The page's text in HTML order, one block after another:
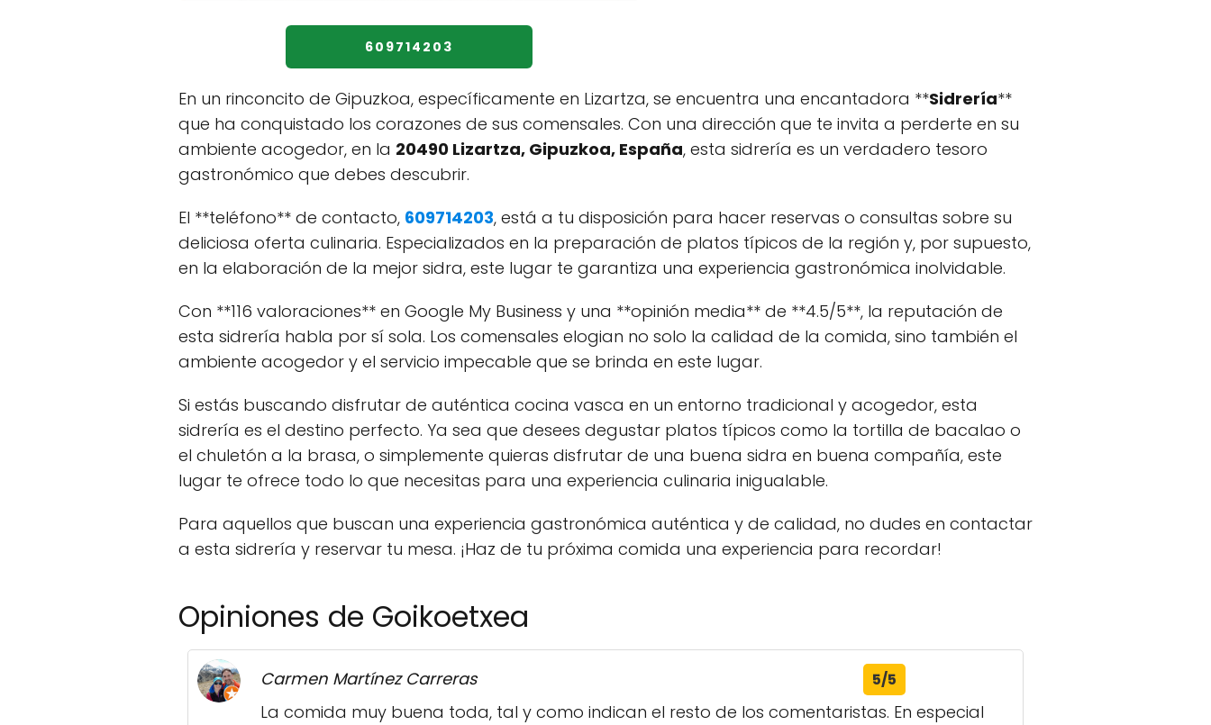
609714203
En un rinconcito de Gipuzkoa, específicamente en Lizartza, se encuentra una encantadora **Sidrería**
que ha conquistado los corazones de sus comensales. Con una dirección que te invita a perderte en su
ambiente acogedor, en la 20490 Lizartza, Gipuzkoa, España, esta sidrería es un verdadero tesoro
gastronómico que debes descubrir.
El **teléfono** de contacto, 609714203, está a tu disposición para hacer reservas o consultas sobre su
deliciosa oferta culinaria. Especializados en la preparación de platos típicos de la región y, por supuesto,
en la elaboración de la mejor sidra, este lugar te garantiza una experiencia gastronómica inolvidable.
Con **116 valoraciones** en Google My Business y una **opinión media** de **4.5/5**, la reputación de
esta sidrería habla por sí sola. Los comensales elogian no solo la calidad de la comida, sino también el
ambiente acogedor y el servicio impecable que se brinda en este lugar.
Si estás buscando disfrutar de auténtica cocina vasca en un entorno tradicional y acogedor, esta
sidrería es el destino perfecto. Ya sea que desees degustar platos típicos como la tortilla de bacalao o
el chuletón a la brasa, o simplemente quieras disfrutar de una buena sidra en buena compañía, este
lugar te ofrece todo lo que necesitas para una experiencia culinaria inigualable.
Para aquellos que buscan una experiencia gastronómica auténtica y de calidad, no dudes en contactar
a esta sidrería y reservar tu mesa. ¡Haz de tu próxima comida una experiencia para recordar!
Opiniones de Goikoetxea
Carmen Martínez Carreras 5/5
La comida muy buena toda, tal y como indican el resto de los comentaristas. En especial